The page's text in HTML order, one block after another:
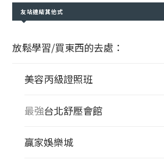
友站連結其他式
放鬆學習/買東西的去處：
美容丙級證照班
最強台北舒壓會館
贏家娛樂城